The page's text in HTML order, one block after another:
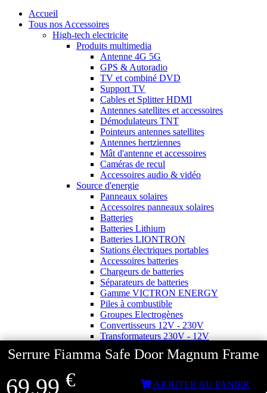
Serrure Fiamma Safe Door Magnum Frame
69,99 € AJOUTER AU PANIER
Accueil
Tous nos Accessoires
High-tech electricite
Produits multimedia
Antenne 4G 5G
GPS & Autoradio
TV et combiné DVD
Support TV
Cables et Splitter HDMI
Antennes satellites et accessoires
Démodulateurs TNT
Pointeurs antennes satellites
Antennes hertziennes
Mât d'antenne et accessoires
Caméras de recul
Accessoires audio & vidéo
Source d'energie
Panneaux solaires
Accessoires panneaux solaires
Batteries
Batteries Lithium
Batteries LIONTRON
Stations électriques portables
Accessoires batteries
Chargeurs de batteries
Séparateurs de batteries
Gamme VICTRON ENERGY
Piles à combustible
Groupes Electrogènes
Convertisseurs 12V - 230V
Transformateurs 230V - 12V
Ampoules et tubes fluo
Eclairages intérieur
Eclairages extérieur